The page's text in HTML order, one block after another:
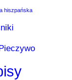
hiszpańska